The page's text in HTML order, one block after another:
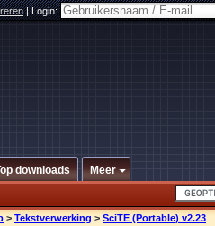
|Login:
downloads Meer
> Tekstverwerking > SciTE (Portable) v2.23